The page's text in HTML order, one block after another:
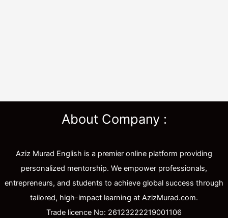
About Company :
Aziz Murad English is a premier online platform providing
personalized mentorship. We empower professionals,
entrepreneurs, and students to achieve global success through
tailored, high-impact learning at AzizMurad.com.
Trade licence No: 26123222219001106